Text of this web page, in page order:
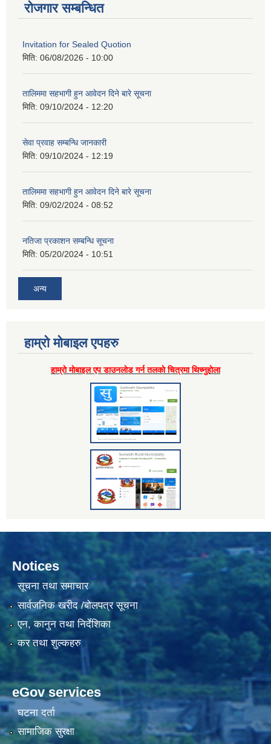
रोजगार सम्बन्धित
Invitation for Sealed Quotion
मिति: 06/08/2026 - 10:00
तालिममा सहभागी हुन आवेदन दिने बारे सूचना
मिति: 09/10/2024 - 12:20
सेवा प्रवाह सम्बन्धि जानकारी
मिति: 09/10/2024 - 12:19
तालिममा सहभागी हुन आवेदन दिने बारे सूचना
मिति: 09/02/2024 - 08:52
नतिजा प्रकाशन सम्बन्धि सूचना
मिति: 05/20/2024 - 10:51
अन्य
हाम्राे माेबाइल एपहरु
हाम्राे माेबाइल एप डाउनलाेड गर्न तलकाे चित्रमा थिच्नुहाेला
Notices
सूचना तथा समाचार
सार्वजनिक खरीद /बोलपत्र सूचना
एन, कानुन तथा निर्देशिका
कर तथा शुल्कहरु
eGov services
घटना दर्ता
सामाजिक सुरक्षा